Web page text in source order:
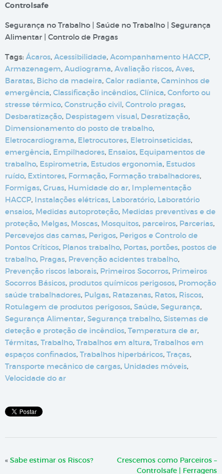
Controlsafe
Segurança no Trabalho | Saúde no Trabalho | Segurança
Alimentar | Controlo de Pragas
Tags: Ácaros, Acessibilidade, Acompanhamento HACCP,
Armazenagem, Audiograma, Avaliação riscos, Aves,
Baratas, Bicho da madeira, Calor radiante, Caminhos de
emergência, Classificação incêndios, Clínica, Conforto ou
stresse térmico, Construção civil, Controlo pragas,
Desbaratização, Despistagem visual, Desratização,
Dimensionamento do posto de trabalho,
Eletrocardiograma, Eletrocutores, Eletroinseticidas,
emergência, Empilhadores, Ensaios, Equipamentos de
trabalho, Espirometria, Estudos ergonomia, Estudos
ruído, Extintores, Formação, Formação trabalhadores,
Formigas, Gruas, Humidade do ar, Implementação
HACCP, Instalações elétricas, Laboratório, Laboratório
ensaios, Medidas autoproteção, Medidas preventivas e de
proteção, Melgas, Moscas, Mosquitos, parceiros, Parcerias,
Percevejos das camas, Perigos, Perigos e Controlo de
Pontos Críticos, Planos trabalho, Portas, portões, postos de
trabalho, Pragas, Prevenção acidentes trabalho,
Prevenção riscos laborais, Primeiros Socorros, Primeiros
Socorros Básicos, produtos químicos perigosos, Promoção
saúde trabalhadores, Pulgas, Ratazanas, Ratos, Riscos,
Rotulagem de produtos perigosos, Saúde, Segurança,
Segurança Alimentar, Segurança trabalho, Sistemas de
deteção e proteção de incêndios, Temperatura de ar,
Térmitas, Trabalho, Trabalhos em altura, Trabalhos em
espaços confinados, Trabalhos hiperbáricos, Traças,
Transporte mecânico de cargas, Unidades móveis,
Velocidade do ar
« Sabe estimar os Riscos?
Crescemos como Parceiros –
Controlsafe | Ferragens